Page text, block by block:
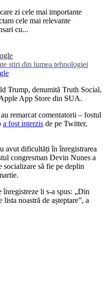
zi cele mai importante
cele mai relevante
cu...
stiri din lumea tehnologiei
Trump, denumită Truth Social,
App Store din SUA.
remarcat comentatorii – fostul
a fost interzis de pe Twitter,
avut dificultăți în înregistrarea
congresman Devin Nunes a
socializare să fie pe deplin
înregistreze li s-a spus: „Din
noastră de așteptare”, a